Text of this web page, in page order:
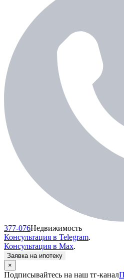
377-076Недвижимость
Консультация в Telegram.
Консультация в Max.
Заявка на ипотеку
×
Подписывайтесь на наш тг-канал